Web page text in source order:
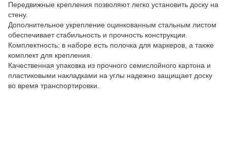
Передвижные крепления позволяют легко установить доску на
стену.
Дополнительное укрепление оцинкованным стальным листом
обеспечивает стабильность и прочность конструкции.
Комплектность: в наборе есть полочка для маркеров, а также
комплект для крепления.
Качественная упаковка из прочного семислойного картона и
пластиковыми накладками на углы надежно защищает доску
во время транспортировки.